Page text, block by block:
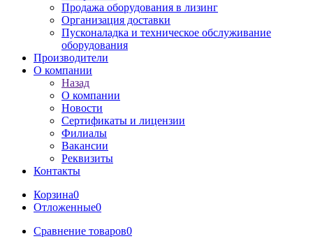
Продажа оборудования в лизинг
Организация доставки
Пусконаладка и техническое обслуживание
оборудования
Производители
О компании
Назад
О компании
Новости
Сертификаты и лицензии
Филиалы
Вакансии
Реквизиты
Контакты
Корзина0
Отложенные0
Сравнение товаров0